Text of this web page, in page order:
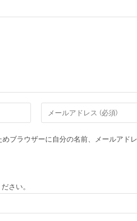
ブラウザーに自分の名前、メールアド
さい。